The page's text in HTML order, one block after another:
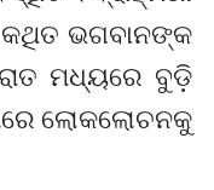
କଥିତ ଭଗବାନଙ୍କ
ମଧ୍ୟରେ ବୁଡ଼ି
ଲୋକଲୋଚନକୁ